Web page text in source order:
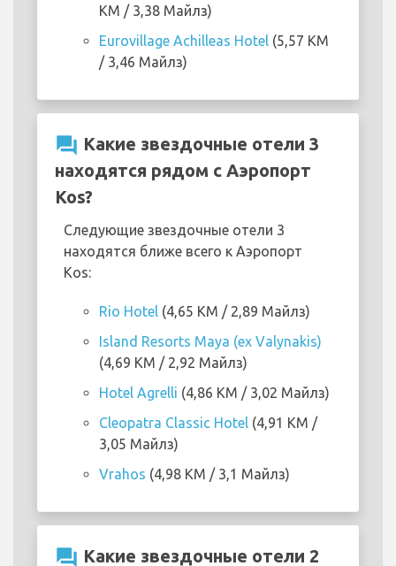
KM / 3,38 Майлз)
Eurovillage Achilleas Hotel (5,57 KM
/ 3,46 Майлз)
question_answer Какие звездочные отели 3
находятся рядом с Аэропорт
Kos?
Следующие звездочные отели 3
находятся ближе всего к Аэропорт
Kos:
Rio Hotel (4,65 KM / 2,89 Майлз)
Island Resorts Maya (ex Valynakis)
(4,69 KM / 2,92 Майлз)
Hotel Agrelli (4,86 KM / 3,02 Майлз)
Cleopatra Classic Hotel (4,91 KM /
3,05 Майлз)
Vrahos (4,98 KM / 3,1 Майлз)
question_answer Какие звездочные отели 2